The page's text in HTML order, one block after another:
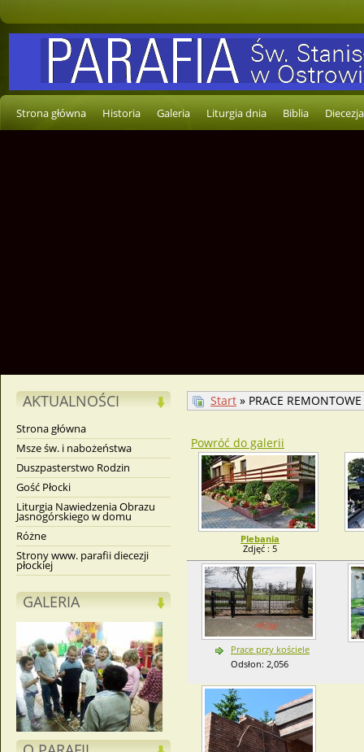
Strona główna Historia Galeria Liturgia dnia Biblia
AKTUALNOŚCI
Strona główna
Msze św. i nabożeństwa
Duszpasterstwo Rodzin
Gość Płocki
Liturgia Nawiedzenia Obrazu
Jasnogórskiego w domu
Różne
Strony www. parafii diecezji
płockiej
GALERIA
Start » PRACE REMONTOWE
Powróć do galerii
Plebania
Zdjęć : 5
Prace przy kościele
Odsłon: 2,056